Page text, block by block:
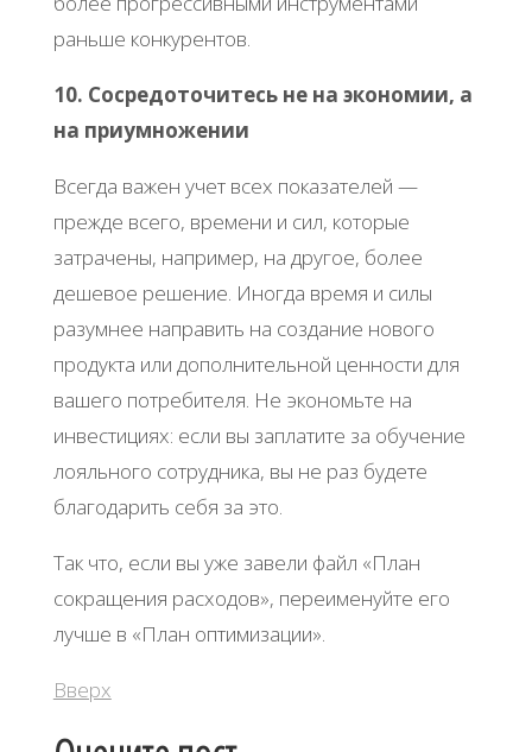
раньше конкурентов.
10. Сосредоточитесь не на экономии, а
на приумножении
Всегда важен учет всех показателей —
прежде всего, времени и сил, которые
затрачены, например, на другое, более
дешевое решение. Иногда время и силы
разумнее направить на создание нового
продукта или дополнительной ценности для
вашего потребителя. Не экономьте на
инвестициях: если вы заплатите за обучение
лояльного сотрудника, вы не раз будете
благодарить себя за это.
Так что, если вы уже завели файл «План
сокращения расходов», переименуйте его
лучше в «План оптимизации».
Вверх